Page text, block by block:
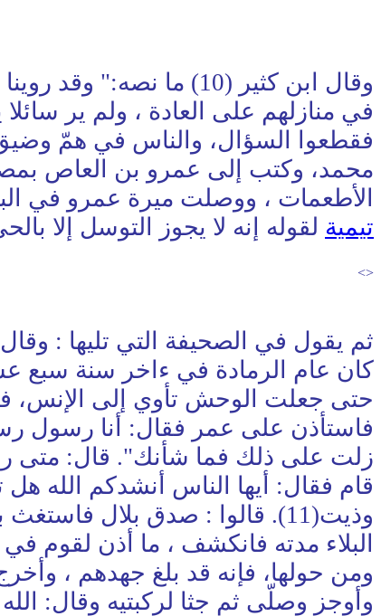
وقال ابن كثير (10) ما
في منازلهم على العادة ، ولم ير
فقطعوا السؤال، والناس في همّ
محمد، وكتب إلى عمرو بن العاص بمصر
الأطعمات ، ووصلت ميرة عمرو في
تيمية لقوله إنه لا يجوز التوسل إلا
<>
ثم يقول في الصحيفة التي تليها
كان عام الرمادة في ءاخر سنة سبع
حتى جعلت الوحش تأوي إلى الإنس،
فاستأذن على عمر فقال: أنا رسول
زلت على ذلك فما شأنك". قال: متى
قام فقال: أيها الناس أنشدكم الله
وذيت(11). قالوا : صدق بلال
البلاء مدته فانكشف ، ما أذن لقوم في
ومن حولها، فإنه قد بلغ جهدهم ،
وأوجز وصلّى ثم جثا لركبتيه وقال: